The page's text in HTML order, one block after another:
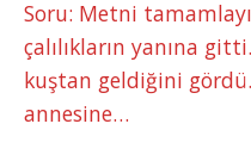
Soru: Metni
çalılıkların yanına
kuştan geldiğini
annesine…